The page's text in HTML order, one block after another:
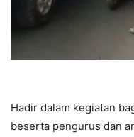
Hadir dalam kegiatan
beserta pengurus dan